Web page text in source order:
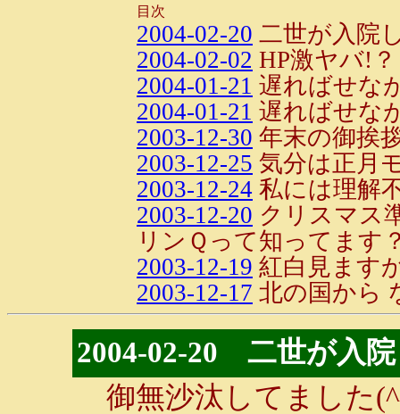
目次
2004-02-20 二世が入院
2004-02-02 HP激ヤバ!？
2004-01-21 遅ればせな
2004-01-21 遅ればせな
2003-12-30 年末の御挨
2003-12-25 気分は正月
2003-12-24 私には理解
2003-12-20 クリスマス
リンＱって知ってます
2003-12-19 紅白見ます
2003-12-17 北の国から
2004-02-20 二世が入
御無沙汰してました